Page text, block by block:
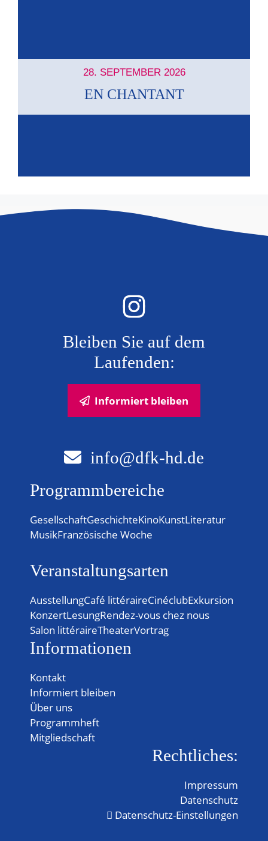
28. SEPTEMBER 2026
EN CHANTANT
Bleiben Sie auf dem
Laufenden:
Informiert bleiben
info@dfk-hd.de
Programmbereiche
GesellschaftGeschichteKinoKunstLiteratur
MusikFranzösische Woche
Veranstaltungsarten
AusstellungCafé littéraireCinéclubExkursion
KonzertLesungRendez-vous chez nous
Salon littéraireTheaterVortrag
Informationen
Kontakt
Informiert bleiben
Über uns
Programmheft
Mitgliedschaft
Rechtliches:
Impressum
Datenschutz
Datenschutz-Einstellungen